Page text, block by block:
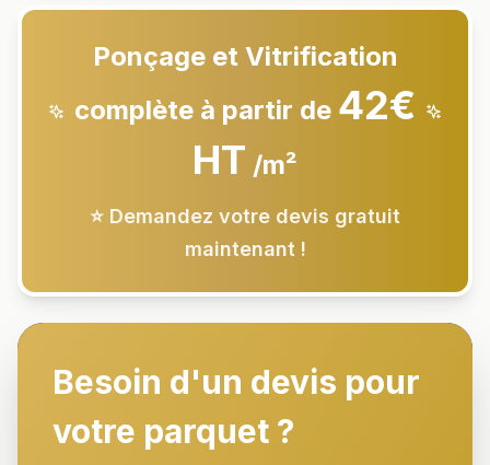
Ponçage et Vitrification
complète à partir de 42€
HT /m²
⭐ Demandez votre devis gratuit
maintenant !
Besoin d'un devis pour
votre parquet ?